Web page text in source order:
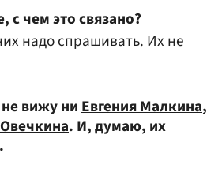
чем это связано?
надо спрашивать. Их не
вижу ниЕвгения Малкина,
. И, думаю, их